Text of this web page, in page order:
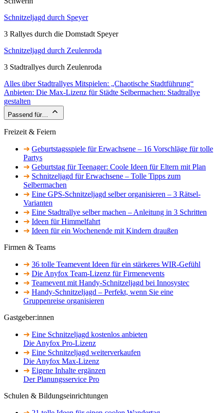
Schnitzeljagd durch Speyer
3 Rallyes durch die Domstadt Speyer
Schnitzeljagd durch Zeulenroda
3 Stadtrallyes durch Zeulenroda
Alles über Stadtrallyes Mitspielen: „Chaotische Stadtführung“
Anbieten: Die Max-Lizenz für Städte Selbermachen: Stadtrallye
gestalten
Passend für…
Freizeit & Feiern
➔ Geburtstagsspiele für Erwachsene – 16 Vorschläge für tolle
Partys
➔ Geburtstag für Teenager: Coole Ideen für Eltern mit Plan
➔ Schnitzeljagd für Erwachsene – Tolle Tipps zum
Selbermachen
➔ Eine GPS-Schnitzeljagd selber organisieren – 3 Rätsel-
Varianten
➔ Eine Stadtrallye selber machen – Anleitung in 3 Schritten
➔ Ideen für Himmelfahrt
➔ Ideen für ein Wochenende mit Kindern draußen
Firmen & Teams
➔ 36 tolle Teamevent Ideen für ein stärkeres WIR-Gefühl
➔ Die Anyfox Team-Lizenz für Firmenevents
➔ Teamevent mit Handy-Schnitzeljagd bei Innosystec
➔ Handy-Schnitzeljagd – Perfekt, wenn Sie eine
Gruppenreise organisieren
Gastgeber:innen
➔ Eine Schnitzeljagd kostenlos anbieten
Die Anyfox Pro-Lizenz
➔ Eine Schnitzeljagd weiterverkaufen
Die Anyfox Max-Lizenz
➔ Eigene Inhalte ergänzen
Der Planungsservice Pro
Schulen & Bildungseinrichtungen